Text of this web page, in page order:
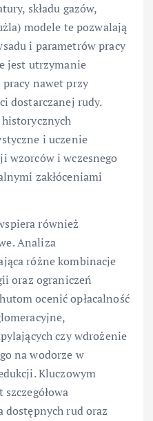
składu gazów,
modele te pozwalają
i parametrów pracy
jest utrzymanie
nawet przy
dostarczanej rudy.
i uczenie
wzorców i wczesnego
zakłóceniami
również
Analiza
różne kombinacje
oraz ograniczeń
ocenić opłacalność
czy wdrożenie
na wodorze w
Kluczowym
dostępnych rud oraz